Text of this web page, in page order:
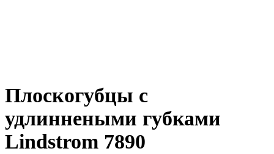
Плоскогубцы с
удлиннеными губками
Lindstrom 7890